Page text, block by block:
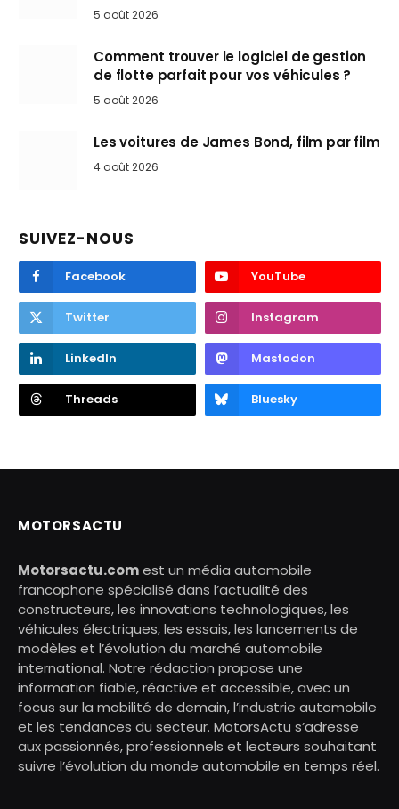
5 août 2026
Comment trouver le logiciel de gestion
de flotte parfait pour vos véhicules ?
5 août 2026
Les voitures de James Bond, film par film
4 août 2026
SUIVEZ-NOUS
Facebook YouTube
Twitter Instagram
LinkedIn Mastodon
Threads Bluesky
MOTORSACTU
Motorsactu.comest un média automobile
francophone spécialisé dans l’actualité des
constructeurs, les innovations technologiques, les
véhicules électriques, les essais, les lancements de
modèles et l’évolution du marché automobile
international. Notre rédaction propose une
information fiable, réactive et accessible, avec un
focus sur la mobilité de demain, l’industrie automobile
et les tendances du secteur. MotorsActu s’adresse
aux passionnés, professionnels et lecteurs souhaitant
suivre l’évolution du monde automobile en temps réel.